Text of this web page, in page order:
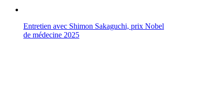
Entretien avec Shimon Sakaguchi, prix Nobel
de médecine 2025